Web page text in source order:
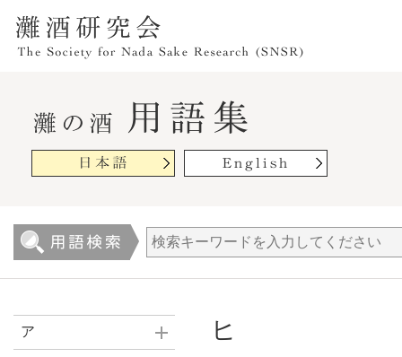
ヒ
ア